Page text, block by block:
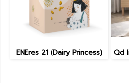
ENEres 21 (Dairy Princess)